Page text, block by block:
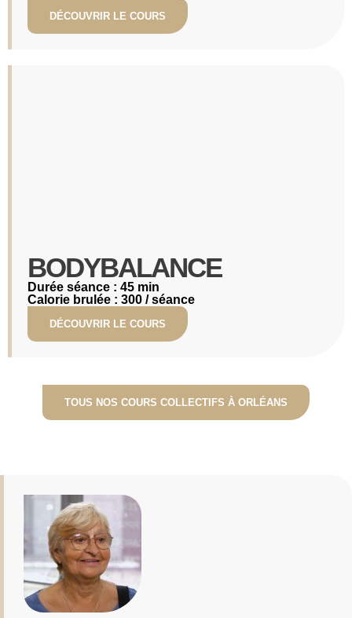
DÉCOUVRIR LE COURS
BODYBALANCE​
Durée séance : 45 min
Calorie brulée : 300 / séance
DÉCOUVRIR LE COURS
TOUS NOS COURS COLLECTIFS À ORLÉANS